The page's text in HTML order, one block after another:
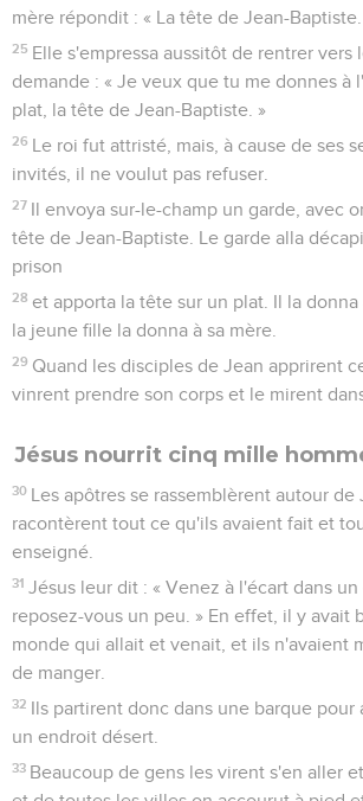
mère répondit : « La tête de Jean-Baptiste.
25 Elle s'empressa aussitôt de rentrer
demande : « Je veux que tu me donnes à
plat, la tête de Jean-Baptiste. »
26 Le roi fut attristé, mais, à cause de ses
invités, il ne voulut pas refuser.
27 Il envoya sur-le-champ un garde, avec
tête de Jean-Baptiste. Le garde alla
prison
28 et apporta la tête sur un plat. Il la
la jeune fille la donna à sa mère.
29 Quand les disciples de Jean apprirent
vinrent prendre son corps et le mirent
Jésus nourrit cinq mille
30 Les apôtres se rassemblèrent autour de
racontèrent tout ce qu'ils avaient fait et
enseigné.
31 Jésus leur dit : « Venez à l'écart dans
reposez-vous un peu. » En effet, il y avait
monde qui allait et venait, et ils n'avaient
de manger.
32 Ils partirent donc dans une barque pour
un endroit désert.
33 Beaucoup de gens les virent s'en aller